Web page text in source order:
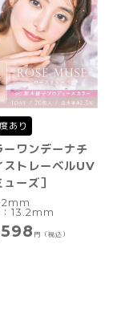
度あり
ーワンデーナチ
ストレーベルUV
ーズ］
13.2mm
円（税込）